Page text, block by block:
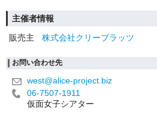
主催者情報
販売主
株式会社クリーブラッツ
お問い合わせ先
west@alice-project.biz
06-7507-1911
仮面女子シアター